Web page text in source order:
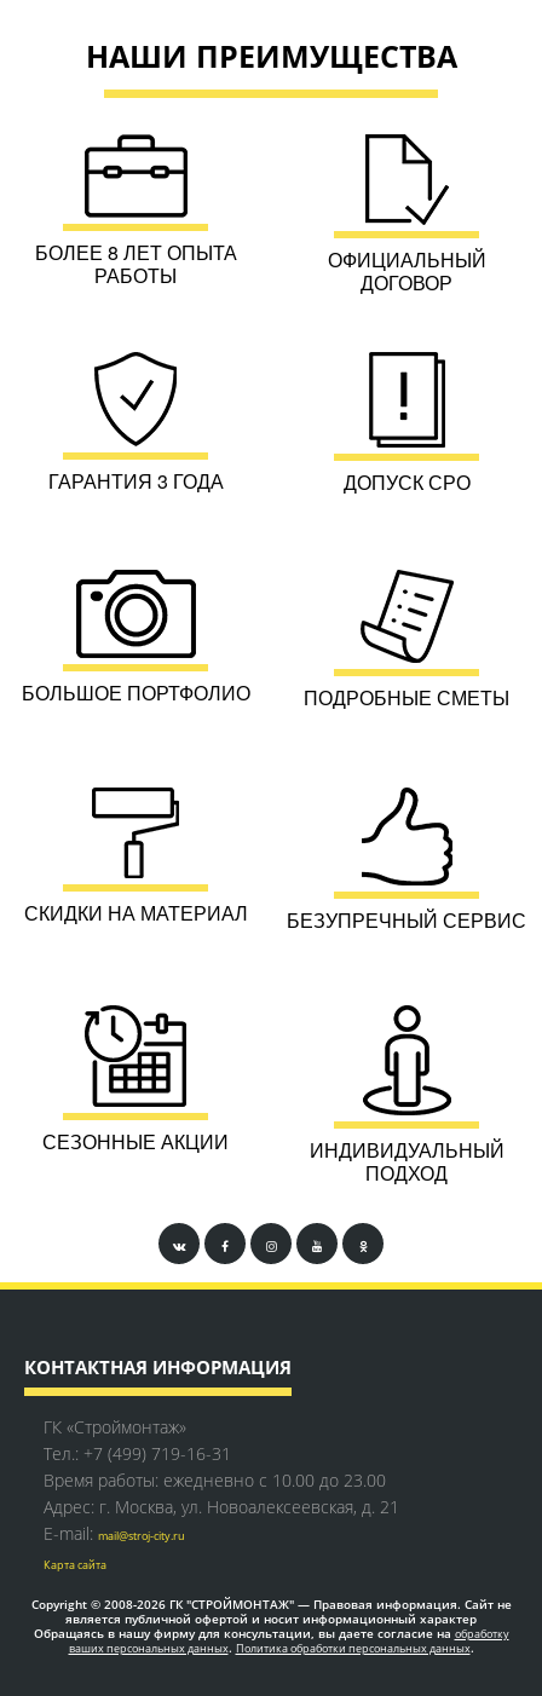
НАШИ ПРЕИМУЩЕСТВА
БОЛЕЕ 8 ЛЕТ ОПЫТА
РАБОТЫ
ОФИЦИАЛЬНЫЙ
ДОГОВОР
ГАРАНТИЯ 3 ГОДА ДОПУСК СРО
БОЛЬШОЕ ПОРТФОЛИО ПОДРОБНЫЕ СМЕТЫ
СКИДКИ НА МАТЕРИАЛ БЕЗУПРЕЧНЫЙ СЕРВИС
СЕЗОННЫЕ АКЦИИ
ИНДИВИДУАЛЬНЫЙ
ПОДХОД
КОНТАКТНАЯ ИНФОРМАЦИЯ
ГК «Строймонтаж»
Тел.: +7 (499) 719-16-31
Время работы: ежедневно с 10.00 до 23.00
Адрес: г. Москва, ул. Новоалексеевская, д. 21
E-mail: mail@stroj-city.ru
Карта сайта
Copyright © 2008-2026 ГК "СТРОЙМОНТАЖ" — Правовая информация. Сайт не
является публичной офертой и носит информационный характер
Обращаясь в нашу фирму для консультации, вы даете согласие на обработку
ваших персональных данных. Политика обработки персональных данных.